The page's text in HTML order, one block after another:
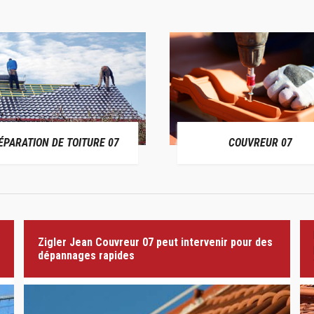
DE TOITURE 07 COUVREUR 07
Zigler Jean Couvreur 07 peut intervenir pour des
dépannages rapides